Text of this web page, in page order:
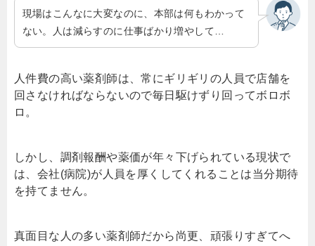
現場はこんなに大変なのに、本部は何もわかって
ない。人は減らすのに仕事ばかり増やして…
人件費の高い薬剤師は、常にギリギリの人員で店舗を
回さなければならないので毎日駆けずり回ってボロボ
ロ。
しかし、調剤報酬や薬価が年々下げられている現状で
は、会社(病院)が人員を厚くしてくれることは当分期待
を持てません。
真面目な人の多い薬剤師だから尚更、頑張りすぎてへ